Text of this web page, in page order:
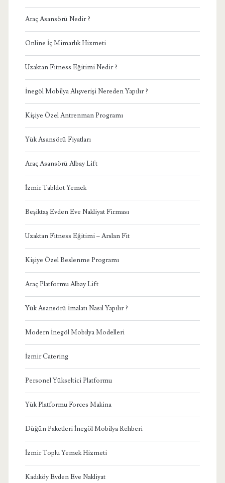
Araç Asansörü Nedir ?
Online İç Mimarlık Hizmeti
Uzaktan Fitness Eğitimi Nedir ?
İnegöl Mobilya Alışverişi Nereden Yapılır ?
Kişiye Özel Antrenman Programı
Yük Asansörü Fiyatları
Araç Asansörü Albay Lift
İzmir Tabldot Yemek
Beşiktaş Evden Eve Nakliyat Firması
Uzaktan Fitness Eğitimi – Arslan Fit
Kişiye Özel Beslenme Programı
Araç Platformu Albay Lift
Yük Asansörü İmalatı Nasıl Yapılır ?
Modern İnegöl Mobilya Modelleri
İzmir Catering
Personel Yükseltici Platformu
Yük Platformu Forces Makina
Düğün Paketleri İnegöl Mobilya Rehberi
İzmir Toplu Yemek Hizmeti
Kadıköy Evden Eve Nakliyat